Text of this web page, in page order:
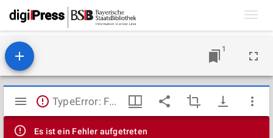
1
Mirador
Viewer
TypeError: Failed to fetch
Es ist ein Fehler aufgetreten